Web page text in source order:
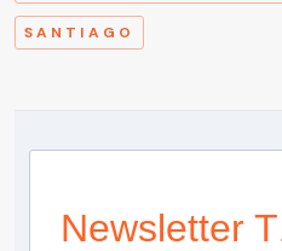
SANTIAGO
Newsletter